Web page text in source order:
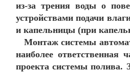
из-за трения воды о
устройствами подачи
и капельницы (при
Монтаж системы
наиболее ответственная
проекта системы полива.